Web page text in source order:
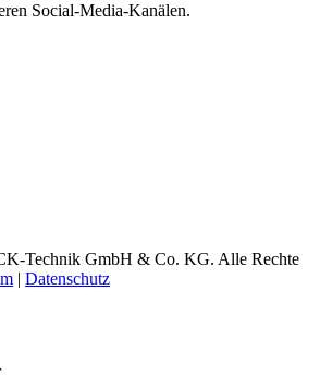
Social-Media-Kanälen.
Technik GmbH & Co. KG. Alle Rechte
Datenschutz